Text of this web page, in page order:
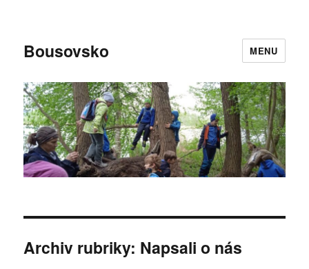
Bousovsko MENU
Archiv rubriky: Napsali o nás